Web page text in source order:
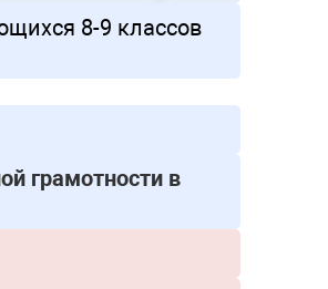
8-9 классов
грамотности в